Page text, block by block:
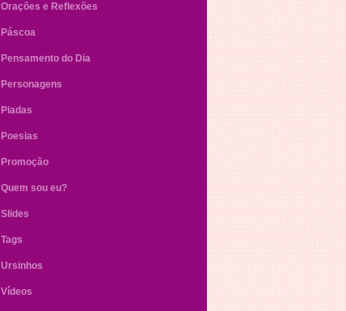
Orações e Reflexões
Páscoa
Pensamento do Dia
Personagens
Piadas
Poesias
Promoção
Quem sou eu?
Slides
Tags
Ursinhos
Vídeos